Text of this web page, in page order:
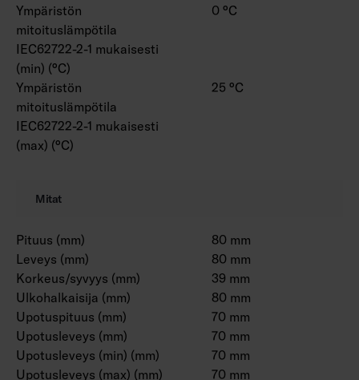
Ympäristön
mitoituslämpötila
IEC62722-2-1 mukaisesti
(min) (°C)
0 °C
Ympäristön
mitoituslämpötila
IEC62722-2-1 mukaisesti
(max) (°C)
25 °C
Mitat
Pituus (mm)
80 mm
Leveys (mm)
80 mm
Korkeus/syvyys (mm)
39 mm
Ulkohalkaisija (mm)
80 mm
Upotuspituus (mm)
70 mm
Upotusleveys (mm)
70 mm
Upotusleveys (min) (mm)
70 mm
Upotusleveys (max) (mm)
70 mm